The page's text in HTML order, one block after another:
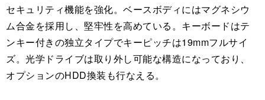
セキュリティ機能を強化。ベースボディにはマグネシウ
ム合金を採用し、堅牢性を高めている。キーボードはテ
ンキー付きの独立タイプでキーピッチは19mmフルサイ
ズ。光学ドライブは取り外し可能な構造になっており、
オプションのHDD換装も行なえる。